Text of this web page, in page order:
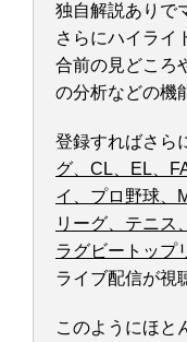
独自解説ありで
さらにハイライ
合前の見どころ
の分析などの機
登録すればさら
グ、CL、EL、
イ、プロ野球、
リーグ、テニス
ラグビートップ
ライブ配信が視
このようにほと